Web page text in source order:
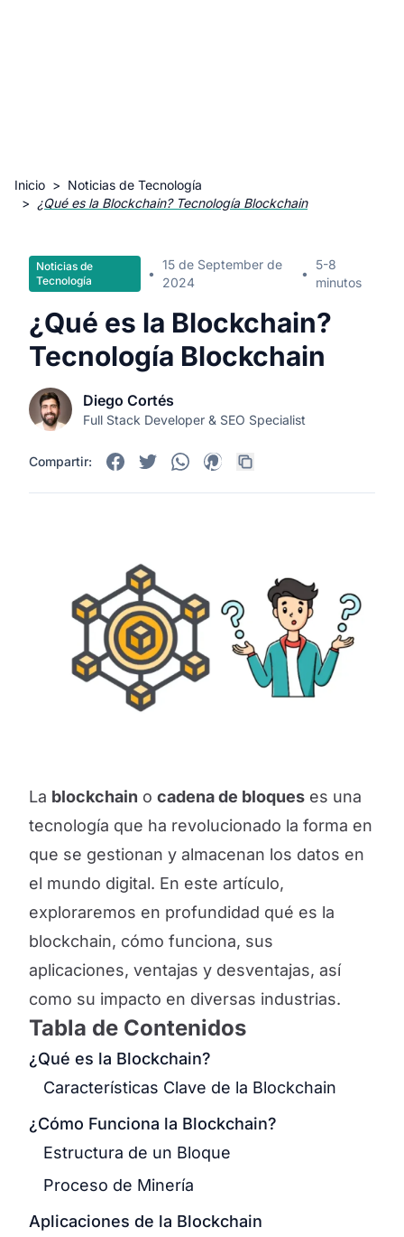
Inicio > Noticias de Tecnología
> ¿Qué es la Blockchain? Tecnología Blockchain
Noticias de
Tecnología
•
15 de September de
2024
•
5-8
minutos
¿Qué es la Blockchain?
Tecnología Blockchain
Diego Cortés
Full Stack Developer & SEO Specialist
Compartir:
La blockchain o cadena de bloques es una
tecnología que ha revolucionado la forma en
que se gestionan y almacenan los datos en
el mundo digital. En este artículo,
exploraremos en profundidad qué es la
blockchain, cómo funciona, sus
aplicaciones, ventajas y desventajas, así
como su impacto en diversas industrias.
Tabla de Contenidos
¿Qué es la Blockchain?
Características Clave de la Blockchain
¿Cómo Funciona la Blockchain?
Estructura de un Bloque
Proceso de Minería
Aplicaciones de la Blockchain